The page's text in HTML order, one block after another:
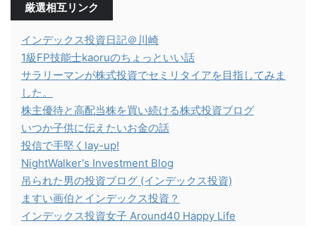
厳選相互リンク
インデックス投資日記＠川崎
1級FP技能士kaoruのちょっといい話
サラリーマンが株式投資でセミリタイアを目指してみま
した。
株主優待と高配当株を買い続ける株式投資ブログ
いつか子供に伝えたいお金の話
投信で手堅くlay-up!
NightWalker's Investment Blog
吊られた男の投資ブログ (インデックス投資)
ますい画伯とインデックス投資？
インデックス投資女子 Around40 Happy Life